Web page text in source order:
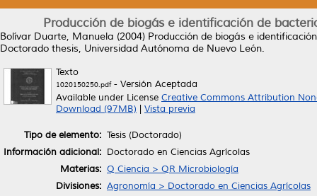
Producción de biogás e identificación de
Bolívar Duarte, Manuela (2004) Producción de biogás e
Doctorado thesis, Universidad Autónoma de Nuevo León.
Texto
1020150250.pdf- Versión Aceptada
Available under License Creative Commons Attribution
Download (97MB)
Vista previa
Tipo de elemento: Tesis (Doctorado)
Información adicional: Doctorado en Ciencias Agrícolas
Materias: Q Ciencia > QR Microbiología
Divisiones: Agronomía > Doctorado en Ciencias Agrícolas